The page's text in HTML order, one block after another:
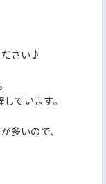
さい♪
ています。
多いので、